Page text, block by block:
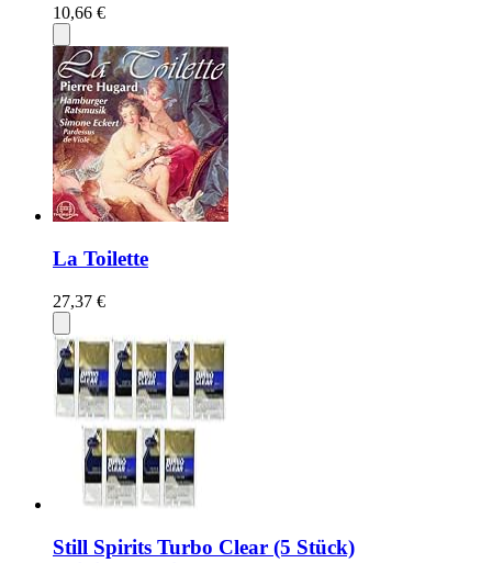
10,66 €
La Toilette
27,37 €
Still Spirits Turbo Clear (5 Stück)